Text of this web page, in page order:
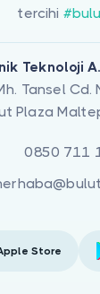
tercihi
Teknoloji
Tansel Cd.
Plaza
0850 711
Store